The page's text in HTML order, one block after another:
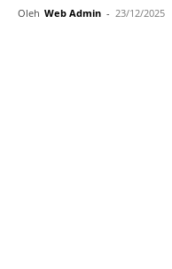
Oleh Web Admin - 23/12/2025